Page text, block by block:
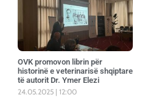
OVK promovon librin për
historinë e veterinarisë shqiptare
të autorit Dr. Ymer Elezi
24.05.2025 12:00